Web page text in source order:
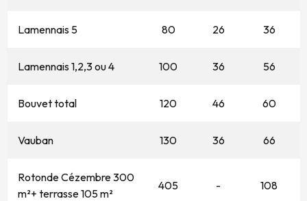
Lamennais 5 80 26 36
Lamennais 1,2,3 ou 4 100 36 56
Bouvet total 120 46 60
Vauban 130 36 66
Rotonde Cézembre 300
m²+ terrasse 105 m²
405 - 108